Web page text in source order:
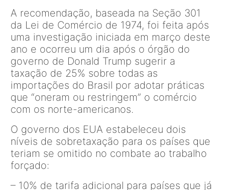
A recomendação, baseada na Seção 301
da Lei de Comércio de 1974, foi feita após
uma investigação iniciada em março deste
ano e ocorreu um dia após o órgão do
governo de Donald Trump sugerir a
taxação de 25% sobre todas as
importações do Brasil por adotar práticas
que “oneram ou restringem” o comércio
com os norte-americanos.
O governo dos EUA estabeleceu dois
níveis de sobretaxação para os países que
teriam se omitido no combate ao trabalho
forçado:
– 10% de tarifa adicional para países que já